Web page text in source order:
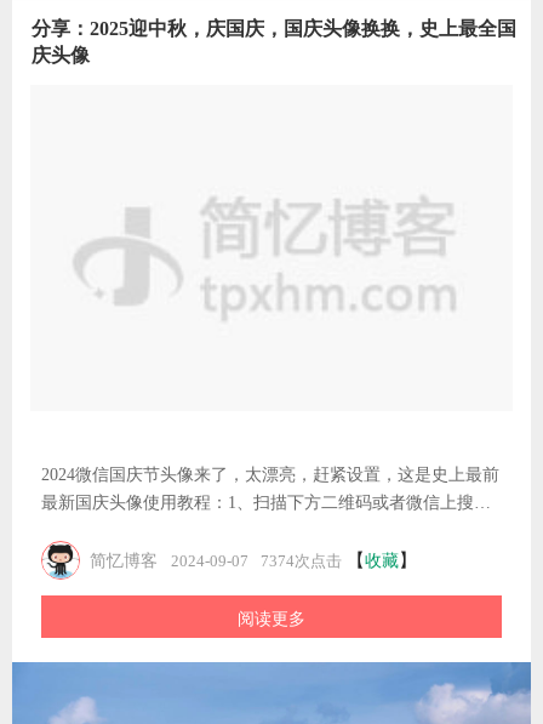
相对会比较模糊，最后点击保存头像按钮（2）相册/拍照：点
击相册/拍照按钮
分享：2025迎中秋，庆国庆，国庆头像换换，史上最全国
庆头像
最新国庆头像使用教程：1、扫描下方二维码或者微信上搜索“
简忆头像”小程序2、进入小程序后，点击“点我生成”按钮选择
专属头像框3、最后点击“保存头像”即可生专属国庆头像，赶
紧试试吧！！2023年国庆节马上就要到了，在此提前祝大家国
简忆博客 2024-09-07 7374次点击 【收藏 】
阅读更多